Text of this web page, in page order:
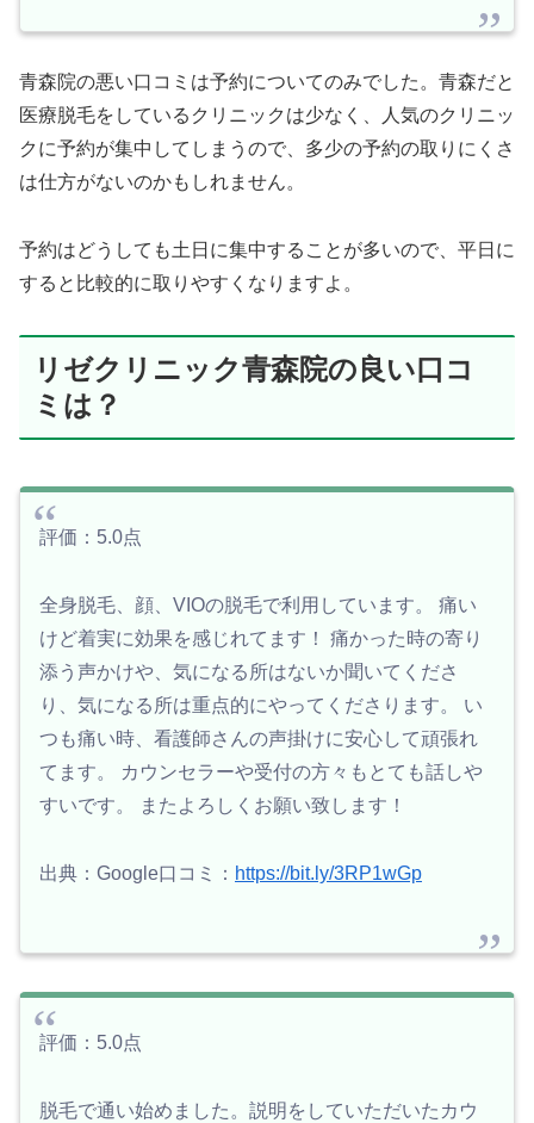
青森院の悪い口コミは予約についてのみでした。青森だと
医療脱毛をしているクリニックは少なく、人気のクリニッ
クに予約が集中してしまうので、多少の予約の取りにくさ
は仕方がないのかもしれません。
予約はどうしても土日に集中することが多いので、平日に
すると比較的に取りやすくなりますよ。
リゼクリニック青森院の良い口コ
ミは？
評価：5.0点
全身脱毛、顔、VIOの脱毛で利用しています。 痛い
けど着実に効果を感じれてます！ 痛かった時の寄り
添う声かけや、気になる所はないか聞いてくださ
り、気になる所は重点的にやってくださります。 い
つも痛い時、看護師さんの声掛けに安心して頑張れ
てます。 カウンセラーや受付の方々もとても話しや
すいです。 またよろしくお願い致します！
出典：Google口コミ： https://bit.ly/3RP1wGp
評価：5.0点
脱毛で通い始めました。説明をしていただいたカウ